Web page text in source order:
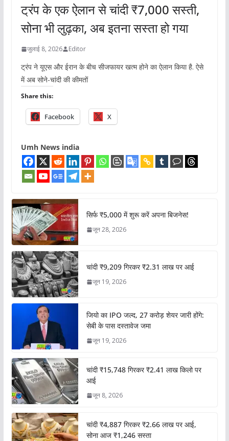
ट्रंप के एक ऐलान से चांदी ₹7,000 सस्ती,
सोना भी लुढ़का, अब इतना सस्ता हो गया
जुलाई 8, 2026 Editor
ट्रंप ने यूएस और ईरान के बीच सीजफायर खत्म होने का ऐलान किया है. ऐसे
में अब सोने-चांदी की कीमतों
Share this:
Facebook X
Umh News india
सिर्फ ₹5,000 में शुरू करें अपना बिजनेस!
जून 28, 2026
चांदी ₹9,209 गिरकर ₹2.31 लाख पर आई
जून 19, 2026
जियो का IPO जल्द, 27 करोड़ शेयर जारी होंगे:
सेबी के पास दस्तावेज जमा
जून 19, 2026
चांदी ₹15,748 गिरकर ₹2.41 लाख किलो पर
आई
जून 8, 2026
चांदी ₹4,887 गिरकर ₹2.66 लाख पर आई,
सोना आज ₹1,246 सस्ता